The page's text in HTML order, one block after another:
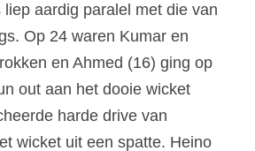
liep aardig paralel met die van
Op 24 waren Kumar en
en Ahmed (16) ging op
out aan het dooie wicket
harde drive van
wicket uit een spatte. Heino